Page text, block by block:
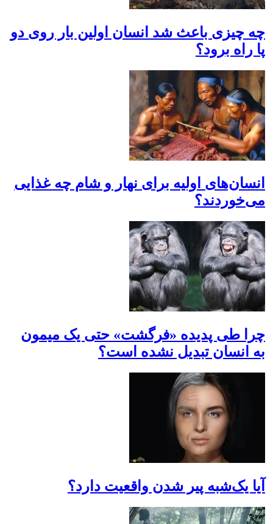
چه چیزی باعث شد انسان اولین بار روی دو
پا راه برود؟
انسان‌های اولیه برای نهار و شام چه غذایی
می‌خوردند؟
چرا طی پدیده «فرگشت» حتی یک میمون
به انسان تبدیل نشده است؟
آیا یک‌شبه پیر شدن واقعیت دارد؟